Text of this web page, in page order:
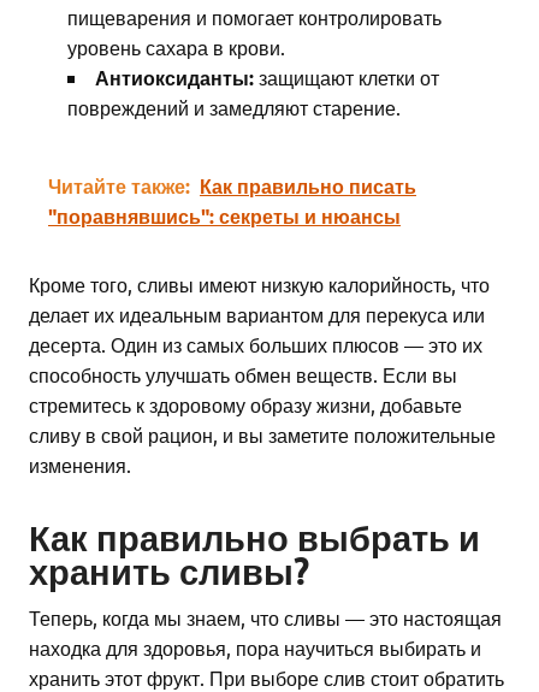
пищеварения и помогает контролировать
уровень сахара в крови.
Антиоксиданты: защищают клетки от
повреждений и замедляют старение.
Читайте также: Как правильно писать
"поравнявшись": секреты и нюансы
Кроме того, сливы имеют низкую калорийность, что
делает их идеальным вариантом для перекуса или
десерта. Один из самых больших плюсов — это их
способность улучшать обмен веществ. Если вы
стремитесь к здоровому образу жизни, добавьте
сливу в свой рацион, и вы заметите положительные
изменения.
Как правильно выбрать и
хранить сливы?
Теперь, когда мы знаем, что сливы — это настоящая
находка для здоровья, пора научиться выбирать и
хранить этот фрукт. При выборе слив стоит обратить